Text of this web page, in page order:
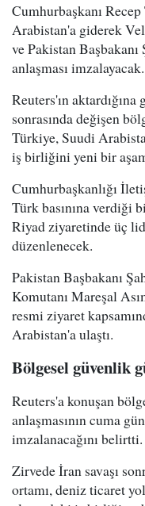
Cumhurbaşkanı
Arabistan'a giderek
ve Pakistan
anlaşması imzalayacak.
Reuters'ın aktardığına
sonrasında değişen
Türkiye, Suudi
iş birliğini yeni bir
Cumhurbaşkanlığı
Türk basınına verdiği
Riyad ziyaretinde üç
düzenlenecek.
Pakistan Başbakanı
Komutanı Mareşal
resmi ziyaret
Arabistan'a ulaştı.
Bölgesel güvenlik
Reuters'a konuşan
anlaşmasının cuma
imzalanacağını belirtti.
Zirvede İran savaşı
ortamı, deniz ticaret